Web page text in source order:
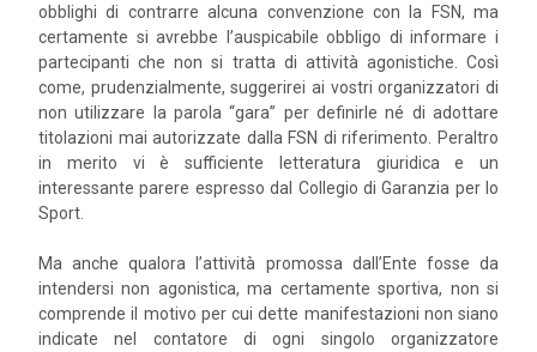
obblighi di contrarre alcuna convenzione con la FSN, ma
certamente si avrebbe l’auspicabile obbligo di informare i
partecipanti che non si tratta di attività agonistiche. Così
come, prudenzialmente, suggerirei ai vostri organizzatori di
non utilizzare la parola “gara” per definirle né di adottare
titolazioni mai autorizzate dalla FSN di riferimento. Peraltro
in merito vi è sufficiente letteratura giuridica e un
interessante parere espresso dal Collegio di Garanzia per lo
Sport.
Ma anche qualora l’attività promossa dall’Ente fosse da
intendersi non agonistica, ma certamente sportiva, non si
comprende il motivo per cui dette manifestazioni non siano
indicate nel contatore di ogni singolo organizzatore